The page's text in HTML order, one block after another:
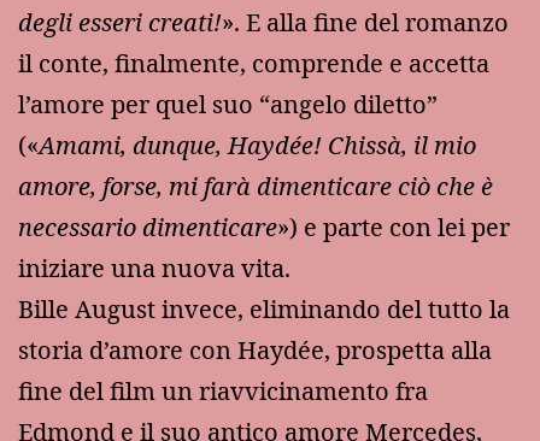
degli esseri creati!». E alla fine del romanzo
il conte, finalmente, comprende e accetta
l’amore per quel suo “angelo diletto”
(«Amami, dunque, Haydée! Chissà, il mio
amore, forse, mi farà dimenticare ciò che è
necessario dimenticare») e parte con lei per
iniziare una nuova vita.
Bille August invece, eliminando del tutto la
storia d’amore con Haydée, prospetta alla
fine del film un riavvicinamento fra
Edmond e il suo antico amore Mercedes,